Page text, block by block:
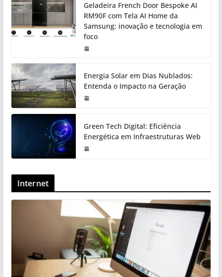
Geladeira French Door Bespoke AI
RM90F com Tela AI Home da
Samsung: inovação e tecnologia em
foco
Energia Solar em Dias Nublados:
Entenda o Impacto na Geração
Green Tech Digital: Eficiência
Energética em Infraestruturas Web
Internet